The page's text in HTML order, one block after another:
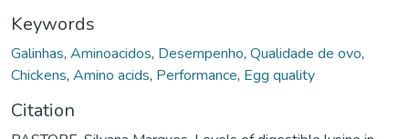
Keywords
Galinhas, Aminoacidos, Desempenho, Qualidade de ovo,
Chickens, Amino acids, Performance, Egg quality
Citation